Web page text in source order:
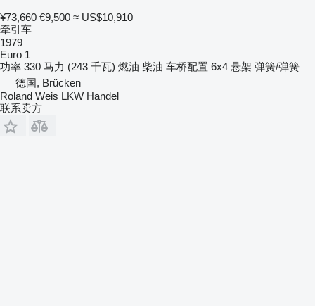
¥73,660 €9,500 ≈ US$10,910
牵引车
1979
Euro 1
功率 330 马力 (243 千瓦) 燃油 柴油 车桥配置 6x4 悬架 弹簧/弹簧
德国, Brücken
Roland Weis LKW Handel
联系卖方